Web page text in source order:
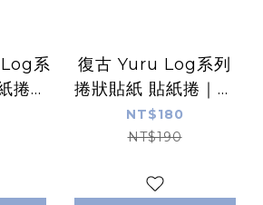
系
捲｜
復古 Yuru Log系列
捲狀貼紙 貼紙捲｜日
本Midori
NT$180
NT$190